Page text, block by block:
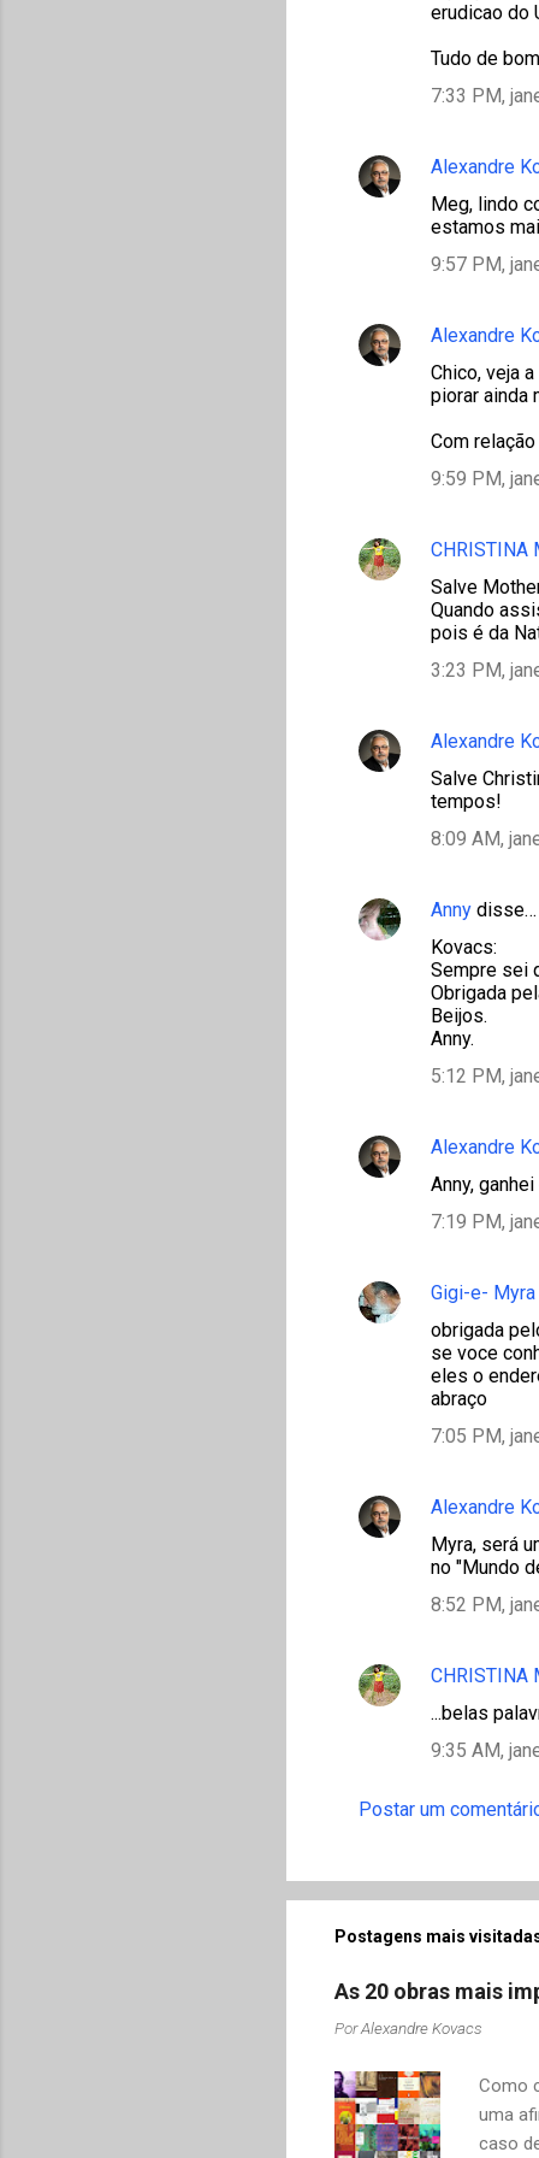
erudicao do
Tudo de
7:33 PM,
Alexandre
Meg, lindo
estamos
9:57 PM,
Alexandre
Chico, veja
piorar ainda
Com
9:59 PM,
CHRISTINA
Salve
Quando
pois é da
3:23 PM,
Alexandre
Salve
tempos!
8:09 AM,
Anny disse…
Kovacs:
Sempre sei
Obrigada
Beijos.
Anny.
5:12 PM,
Alexandre
Anny,
7:19 PM,
Gigi-e- Myra
obrigada
se voce
eles o
abraço
7:05 PM,
Alexandre
Myra, será
no "Mundo
8:52 PM,
CHRISTINA
...belas
9:35 AM,
Postar um
Postagens mais
As 20 obras mais
PorAlexandre Kovacs
Como
uma
caso